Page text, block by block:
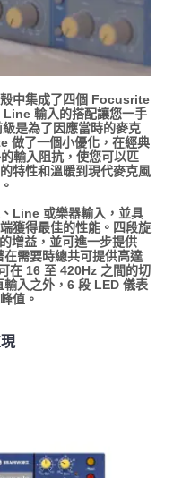
中集成了四個 Focusrite
輸入的搭配讓您一手
是為了因應當時的麥克
做了一個小優化，在經典
輸入阻抗，使您可以匹
特性和溫暖到現代麥克風
Line 或樂器輸入，並具
獲得最佳的性能。四段旋
增益，並可進一步提供
需要時總共可提供高達
在 16 至 420Hz 之間的切
入之外，6 段 LED 儀表
值。